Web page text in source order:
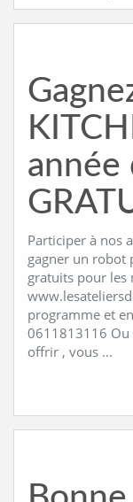
année
Participer à nos
gagner un robot
gratuits pour les
programme et
0611813116 Ou
offrir , vous …